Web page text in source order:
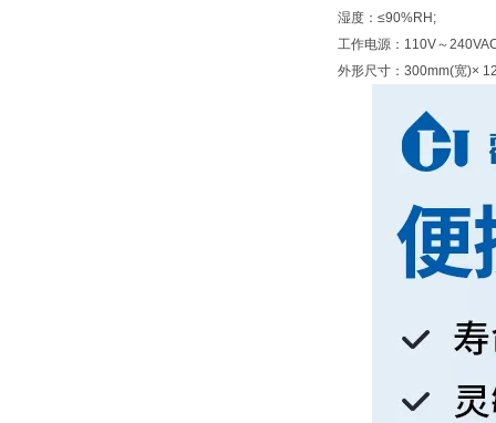
湿度：≤90%RH;
工作电源：110V～
外形尺寸：300mm(宽)×